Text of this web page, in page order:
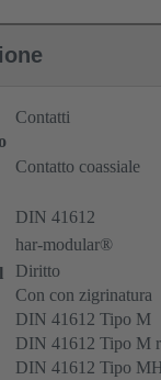
Contatti
Contatto coassiale
DIN 41612
har-modular®
Diritto
Con con zigrinatura
DIN 41612 Tipo M
DIN 41612 Tipo M
DIN 41612 Tipo